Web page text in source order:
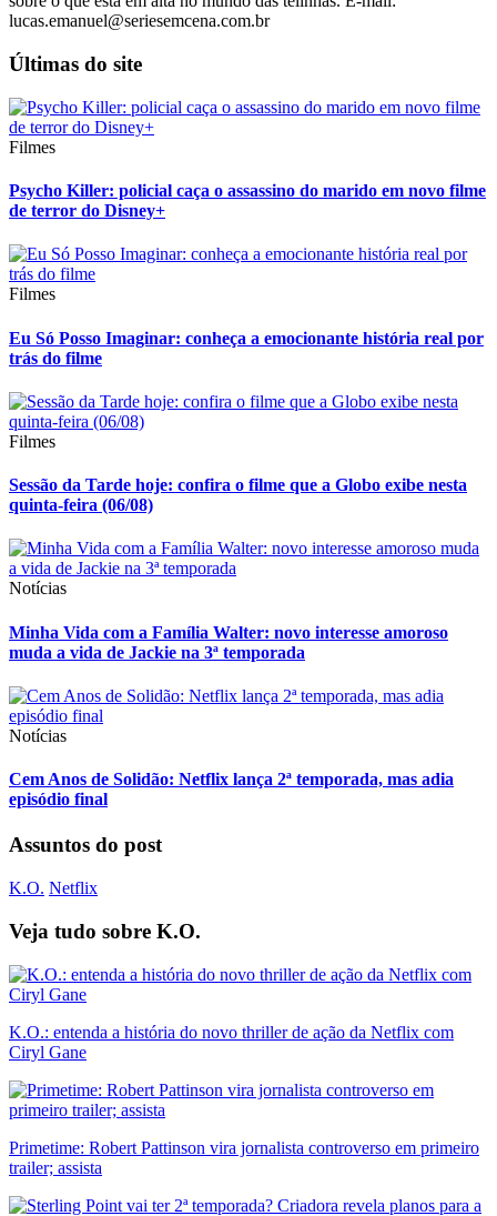
lucas.emanuel@seriesemcena.com.br
Últimas do site
Filmes
Psycho Killer: policial caça o assassino do marido em novo filme
de terror do Disney+
Filmes
Eu Só Posso Imaginar: conheça a emocionante história real por
trás do filme
Filmes
Sessão da Tarde hoje: confira o filme que a Globo exibe nesta
quinta-feira (06/08)
Notícias
Minha Vida com a Família Walter: novo interesse amoroso
muda a vida de Jackie na 3ª temporada
Notícias
Cem Anos de Solidão: Netflix lança 2ª temporada, mas adia
episódio final
Assuntos do post
K.O. Netflix
Veja tudo sobre K.O.
K.O.: entenda a história do novo thriller de ação da Netflix com
Ciryl Gane
Primetime: Robert Pattinson vira jornalista controverso em primeiro
trailer; assista